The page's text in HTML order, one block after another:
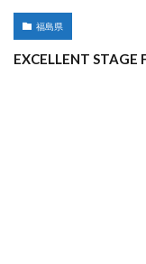
福島県
EXCELLENT STAGE